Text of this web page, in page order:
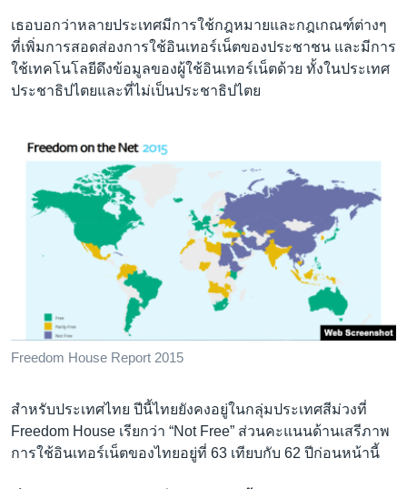
เธอบอกว่าหลายประเทศมีการใช้กฎหมายและกฎเกณฑ์ต่างๆ
ที่เพิ่มการสอดส่องการใช้อินเทอร์เน็ตของประชาชน และมีการ
ใช้เทคโนโลยีดึงข้อมูลของผู้ใช้อินเทอร์เน็ตด้วย ทั้งในประเทศ
ประชาธิปไตยและที่ไม่เป็นประชาธิปไตย
Freedom House Report 2015
สำหรับประเทศไทย ปีนี้ไทยยังคงอยู่ในกลุ่มประเทศสีม่วงที่
Freedom House เรียกว่า “Not Free” ส่วนคะแนนด้านเสรีภาพ
การใช้อินเทอร์เน็ตของไทยอยู่ที่ 63 เทียบกับ 62 ปีก่อนหน้านี้